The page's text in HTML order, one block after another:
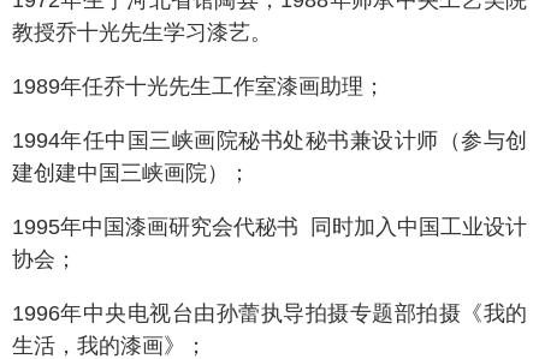
教授乔十光先生学习漆艺。
1989年任乔十光先生工作室漆画助理；
1994年任中国三峡画院秘书处秘书兼设计师（参与创
建创建中国三峡画院）；
1995年中国漆画研究会代秘书 同时加入中国工业设计
协会；
1996年中央电视台由孙蕾执导拍摄专题部拍摄《我的
生活，我的漆画》；